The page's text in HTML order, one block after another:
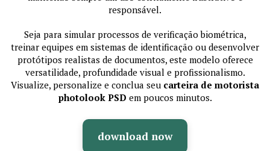
responsável.
Seja para simular processos de verificação biométrica,
treinar equipes em sistemas de identificação ou desenvolver
protótipos realistas de documentos, este modelo oferece
versatilidade, profundidade visual e profissionalismo.
Visualize, personalize e conclua seu carteira de motorista
photolook PSD em poucos minutos.
download now